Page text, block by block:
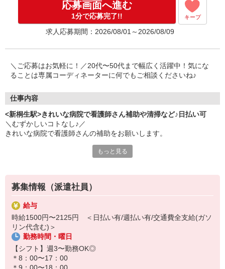
応募画面へ進む
1分で応募完了!! キープ
求人応募期間：2026/08/01～2026/08/09
＼ご応募はお気軽に！／20代〜50代まで幅広く活躍中！気にな
ることは専属コーディネーターに何でもご相談くださいね♪
仕事内容
<新桐生駅>きれいな病院で看護師さん補助や清掃など♪日払い可
＼むずかしいコトなし♪／
きれいな病院で看護師さんの補助をお願いします。
・備品管理
・お部屋の清掃
・食事や着替えなどの介助業務
⇒医療行為はありません！
できることから少しずつお任せします♪
周りのスタッフになんでも聞いてくださいね。
もっと見る
募集情報（派遣社員）
給与
時給1500円〜2125円 ＜日払い有/週払い有/交通費全支給(ガソ
リン代含む)＞
勤務時間・曜日
【シフト】週3〜勤務OK◎
＊8：00〜17：00